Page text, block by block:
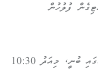
ފުލުހުން
ފުލުހުން މީޑިއާތަކަށް ފޮނުވި މެސެޖެއްގައި ބުނީ، މިއަދު 10:30